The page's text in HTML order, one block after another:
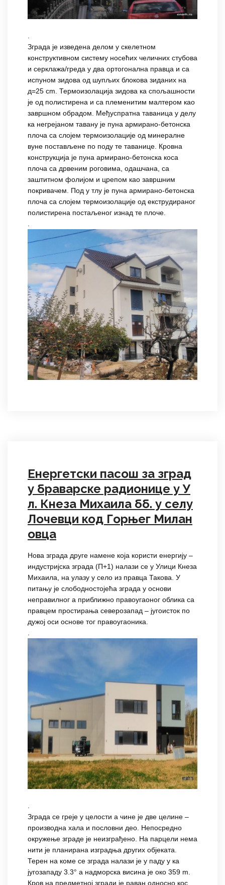
.
Зграда је изведена делом у скелетном
конструктивном систему носећих челичних стубова
и серклажа/греда у два ортогонална правца и са
испуном зидова од шупљих блокова зиданих на
д=25 cm. Термоизолација зидова ка спољашности
је од полистирена и са племенитим малтером као
завршном обрадом. Међуспратна таваница у делу
ка негрејаном тавану је пуна армирано-бетонска
плоча са слојем термоизолације од минералне
вуне постављене по поду те таванице. Кровна
конструкција је пуна армирано-бетонска коса
плоча са дрвеним роговима, одашчана, са
заштитном фолијом и црепом као завршним
покривачем. Под у тлу је пуна армирано-бетонска
плоча са слојем термоизолације од екструдираног
полистирена постаљеног изнад те плоче.
.
Енергетски пасош за зград
у браварске радионице у У
л. Кнеза Михаила бб. у селу
Лочевци код Горњег Милан
овца
Нова зграда друге намене која користи енергију –
индустријска зграда (П+1) налази се у Улици Кнеза
Михаила, на улазу у село из правца Такова. У
питању је слободностојећа зграда у основи
неправилног а приближно правоугаоног облика са
правцем простирања северозапад – југоисток по
дужој оси основе тог правоугаоника.
.
.
Зграда се греје у целости а чине је две целине –
производна хала и пословни део. Непосредно
окружење зграде је неизграђено. На парцели нема
нити је планирана изградња других објеката.
Терен на коме се зграда налази је у паду у ка
југозападу 3.3° а надморска висина је око 359 m.
Кров на предметној згради је раван односно кос